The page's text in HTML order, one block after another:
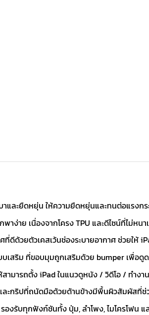
าและยืดหยุ่น ให้ความยืดหยุ่นและทนต่อแรงก
าง่าย เนื่องจากโครง TPU และดีไซน์ที่ไม่ห
ที่ดีด้วยตัวเคสเว้นช่องระบายอากาศ ช่วยให้
เสริม ที่ขอบมุมถูกเสริมด้วย bumper เพื่อดู
สามารถตั้ง iPad ในแนวดูหนัง / วิดีโอ / ทำ
ะกริปที่ถนัดมือด้วยด้านข้างมีพื้นผิวสัมผัสที่ช่ว
องรับทุกฟังก์ชันทั้ง ปุ่ม, ลำโพง, ไมโครโฟน